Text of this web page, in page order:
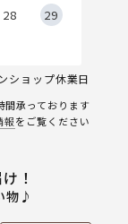
28
29
ショップ休業日
承っております
報をご覧ください
！
物♪